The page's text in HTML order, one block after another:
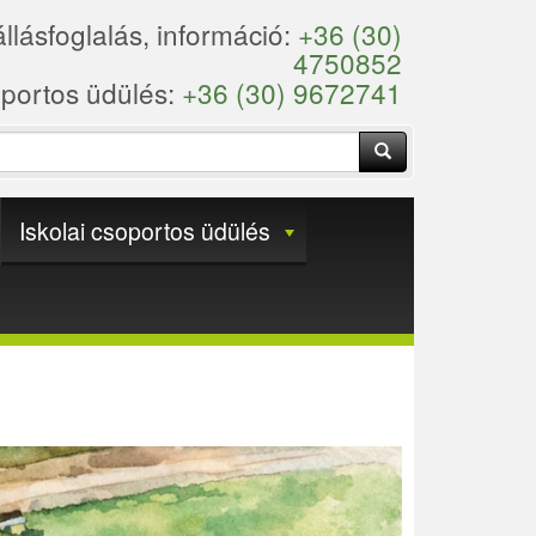
információ: +36 (30)
4750852
üdülés: +36 (30) 9672741
Keresés
Iskolai csoportos üdülés